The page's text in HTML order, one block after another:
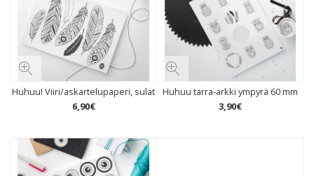
Huhuu! Viiri/askartelupaperi, sulat
6,90€
Huhuu tarra-arkki ympyrä 60 mm
3,90€